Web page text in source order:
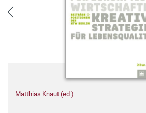
Matthias Knaut (ed.)